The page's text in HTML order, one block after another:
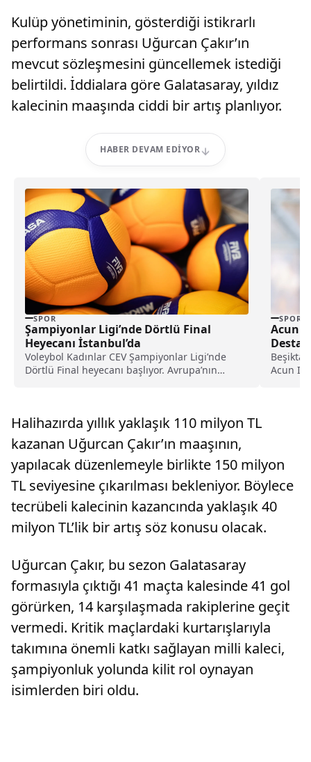
Kulüp yönetiminin, gösterdiği istikrarlı
performans sonrası Uğurcan Çakır’ın
mevcut sözleşmesini güncellemek istediği
belirtildi. İddialara göre Galatasaray, yıldız
kalecinin maaşında ciddi bir artış planlıyor.
HABER DEVAM EDIYOR
SPOR
Şampiyonlar Ligi’nde Dörtlü Final
Heyecanı İstanbul’da
Voleybol Kadınlar CEV Şampiyonlar Ligi’nde
Dörtlü Final heyecanı başlıyor. Avrupa’nın
SPOR
Acun
belli
Acun
Halihazırda yıllık yaklaşık 110 milyon TL
kazanan Uğurcan Çakır’ın maaşının,
yapılacak düzenlemeyle birlikte 150 milyon
TL seviyesine çıkarılması bekleniyor. Böylece
tecrübeli kalecinin kazancında yaklaşık 40
milyon TL’lik bir artış söz konusu olacak.
Uğurcan Çakır, bu sezon Galatasaray
formasıyla çıktığı 41 maçta kalesinde 41 gol
görürken, 14 karşılaşmada rakiplerine geçit
vermedi. Kritik maçlardaki kurtarışlarıyla
takımına önemli katkı sağlayan milli kaleci,
şampiyonluk yolunda kilit rol oynayan
isimlerden biri oldu.